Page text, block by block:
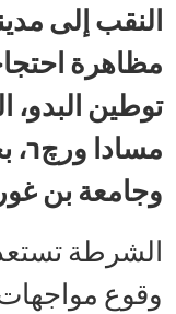
النقب إلى
مظاهرة
توطين
مسادا
وجامعة بن
الشرطة
وقوع